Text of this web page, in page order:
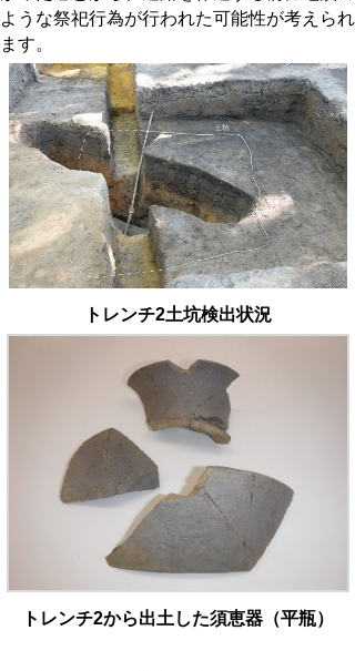
ような祭祀行為が行われた可能性が考えられ
ます。
トレンチ2土坑検出状況
トレンチ2から出土した須恵器（平瓶）